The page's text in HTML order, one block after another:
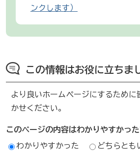
ンクします）
この情報はお役に立ちま
より良いホームページにするために
かせください。
このページの内容はわかりやすかった
わかりやすかった どちらとも